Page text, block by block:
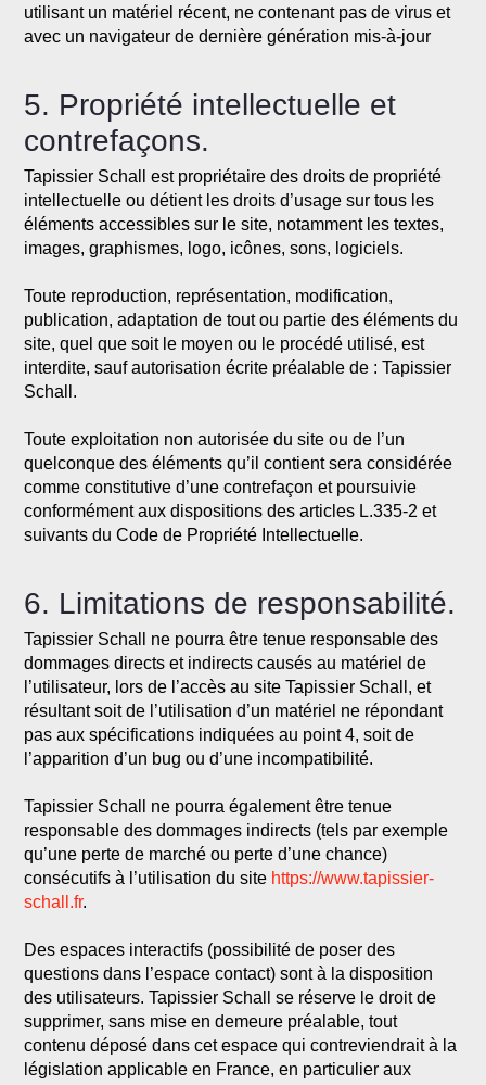
utilisant un matériel récent, ne contenant pas de virus et
avec un navigateur de dernière génération mis-à-jour
5. Propriété intellectuelle et
contrefaçons.
Tapissier Schall est propriétaire des droits de propriété
intellectuelle ou détient les droits d’usage sur tous les
éléments accessibles sur le site, notamment les textes,
images, graphismes, logo, icônes, sons, logiciels.
Toute reproduction, représentation, modification,
publication, adaptation de tout ou partie des éléments du
site, quel que soit le moyen ou le procédé utilisé, est
interdite, sauf autorisation écrite préalable de : Tapissier
Schall.
Toute exploitation non autorisée du site ou de l’un
quelconque des éléments qu’il contient sera considérée
comme constitutive d’une contrefaçon et poursuivie
conformément aux dispositions des articles L.335-2 et
suivants du Code de Propriété Intellectuelle.
6. Limitations de responsabilité.
Tapissier Schall ne pourra être tenue responsable des
dommages directs et indirects causés au matériel de
l’utilisateur, lors de l’accès au site Tapissier Schall, et
résultant soit de l’utilisation d’un matériel ne répondant
pas aux spécifications indiquées au point 4, soit de
l’apparition d’un bug ou d’une incompatibilité.
Tapissier Schall ne pourra également être tenue
responsable des dommages indirects (tels par exemple
qu’une perte de marché ou perte d’une chance)
consécutifs à l’utilisation du site https://www.tapissier-
schall.fr.
Des espaces interactifs (possibilité de poser des
questions dans l’espace contact) sont à la disposition
des utilisateurs. Tapissier Schall se réserve le droit de
supprimer, sans mise en demeure préalable, tout
contenu déposé dans cet espace qui contreviendrait à la
législation applicable en France, en particulier aux